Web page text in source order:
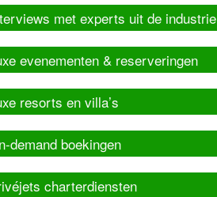
met experts uit de industrie
evenementen & reserveringen
resorts en villa’s
demand boekingen
charterdiensten